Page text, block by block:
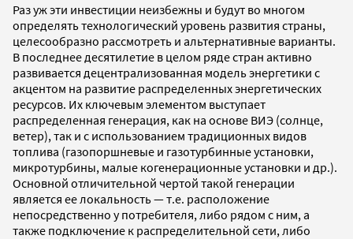
Раз уж эти инвестиции неизбежны и будут во многом
определять технологический уровень развития страны,
целесообразно рассмотреть и альтернативные варианты.
В последнее десятилетие в целом ряде стран активно
развивается децентрализованная модель энергетики с
акцентом на развитие распределенных энергетических
ресурсов. Их ключевым элементом выступает
распределенная генерация, как на основе ВИЭ (солнце,
ветер), так и с использованием традиционных видов
топлива (газопоршневые и газотурбинные установки,
микротурбины, малые когенерационные установки и др.).
Основной отличительной чертой такой генерации
является ее локальность — т.е. расположение
непосредственно у потребителя, либо рядом с ним, а
также подключение к распределительной сети, либо